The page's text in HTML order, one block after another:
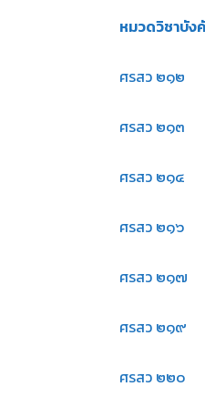
หมวดวิชาบัง
ศรสว ๒๑๒
ศรสว ๒๑๓
ศรสว ๒๑๔
ศรสว ๒๑๖
ศรสว ๒๑๗
ศรสว ๒๑๙
ศรสว ๒๒๐